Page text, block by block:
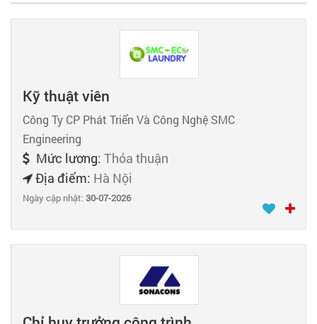
Kỹ thuật viên
Công Ty CP Phát Triển Và Công Nghệ SMC
Engineering
Mức lương: Thỏa thuận
Địa điểm: Hà Nội
Ngày cập nhật:30-07-2026